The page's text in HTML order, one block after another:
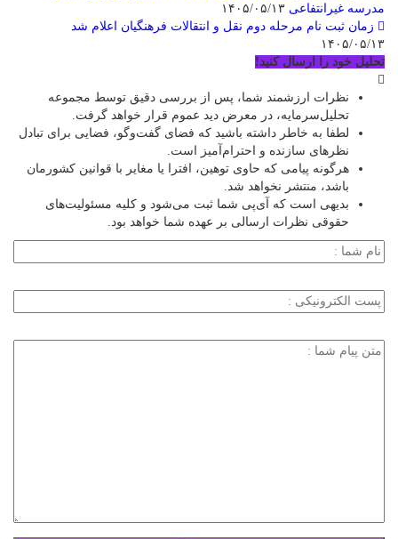
مدرسه غیرانتفاعی
زمان ثبت نام مرحله دوم نقل و انتقالات فرهنگیان اعلام شد
۱۴۰۵/۰۵/۱۳
تحلیل خود را ارسال کنید!
نظرات ارزشمند شما، پس از بررسی دقیق توسط مجموعه
تحلیل‌سرمایه، در معرض دید عموم قرار خواهد گرفت.
لطفا به خاطر داشته باشید که فضای گفت‌وگو، فضایی برای تبادل
نظرهای سازنده و احترام‌آمیز است.
هرگونه پیامی که حاوی توهین، افترا یا مغایر با قوانین کشورمان
باشد، منتشر نخواهد شد.
بدیهی است که آی‌پی شما ثبت می‌شود و کلیه مسئولیت‌های
حقوقی نظرات ارسالی بر عهده شما خواهد بود.